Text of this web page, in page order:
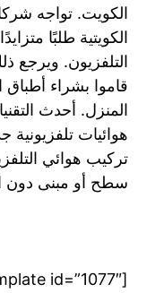
الكويت. تواجه
الكويتية طلبًا
التلفزيون. ويرجع
قاموا بشراء أطباق
المنزل. أحدث
هوائيات
تركيب هوائي
سطح أو مبنى دون